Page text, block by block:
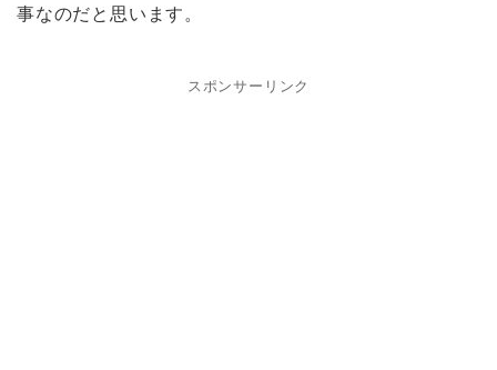
事なのだと思います。
スポンサーリンク